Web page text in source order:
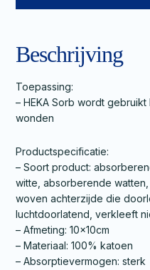
Beschrijving
Toepassing:
– HEKA Sorb wordt
wonden
Productspecificatie:
– Soort product:
witte, absorberende
woven achterzijde die
luchtdoorlatend, verkleeft
– Afmeting: 10x10cm
– Materiaal: 100% katoen
– Absorptievermogen: sterk